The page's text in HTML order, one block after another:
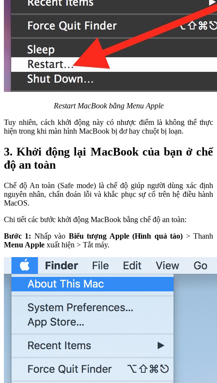
Restart MacBook bằng Menu Apple
Tuy nhiên, cách khởi động này có nhược điểm là không thể thực
hiện trong khi màn hình MacBook bị đơ hay chuột bị loạn.
3. Khởi động lại MacBook của bạn ở chế
độ an toàn
Chế độ An toàn (Safe mode) là chế độ giúp người dùng xác định
nguyên nhân, chẩn đoán lỗi và khắc phục sự cố trên hệ điều hành
MacOS.
Chi tiết các bước khởi động MacBook bằng chế độ an toàn:
Bước 1: Nhấp vào Biểu tượng Apple (Hình quả táo) > Thanh
Menu Apple xuất hiện > Tắt máy.